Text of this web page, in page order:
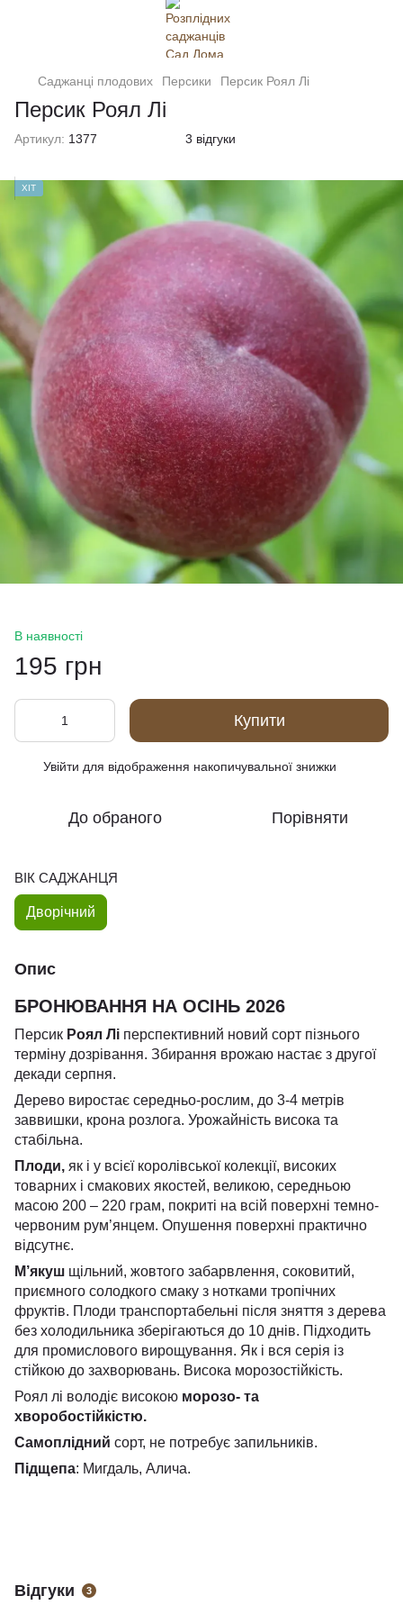
Саджанці плодових Персики Персик Роял Лі
Персик Роял Лі
Артикул: 1377 3 відгуки
ХІТ
В наявності
195 грн
Купити
Увійти для відображення накопичувальної знижки
До обраного Порівняти
ВІК САДЖАНЦЯ
Дворічний
Опис
БРОНЮВАННЯ НА ОСІНЬ 2026
Персик Роял Лі перспективний новий сорт пізнього
терміну дозрівання. Збирання врожаю настає з другої
декади серпня.
Дерево виростає середньо-рослим, до 3-4 метрів
заввишки, крона розлога. Урожайність висока та
стабільна.
Плоди, як і у всієї королівської колекції, високих
товарних і смакових якостей, великою, середньою
масою 200 – 220 грам, покриті на всій поверхні темно-
червоним рум’янцем. Опушення поверхні практично
відсутнє.
М’якуш щільний, жовтого забарвлення, соковитий,
приємного солодкого смаку з нотками тропічних
фруктів. Плоди транспортабельні після зняття з дерева
без холодильника зберігаються до 10 днів. Підходить
для промислового вирощування. Як і вся серія із
стійкою до захворювань. Висока морозостійкість.
Роял лі володіє високою морозо- та
хворобостійкістю.
Самоплідний сорт, не потребує запильників.
Підщепа: Мигдаль, Алича.
Відгуки 3